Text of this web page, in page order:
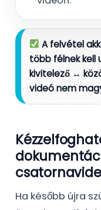
A felvétel
több félnek kell
kivitelező ↔
videó nem
Ha később újra